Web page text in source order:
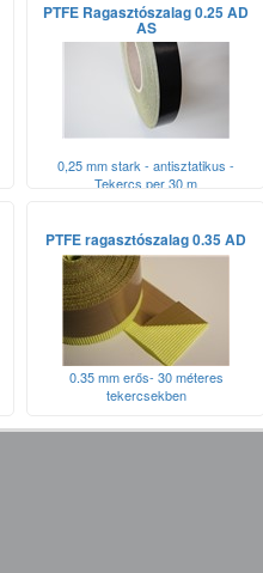
PTFE Ragasztószalag 0.25 AD
AS
0,25 mm stark - antisztatikus -
Tekercs per 30 m
PTFE ragasztószalag 0.35 AD
0.35 mm erős- 30 méteres
tekercsekben